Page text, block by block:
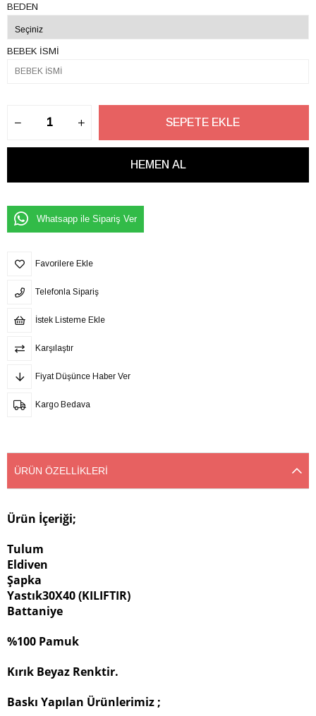
BEDEN
BEBEK İSMİ
Whatsapp ile Sipariş Ver
Favorilere Ekle
Telefonla Sipariş
İstek Listeme Ekle
Karşılaştır
Fiyat Düşünce Haber Ver
Kargo Bedava
ÜRÜN ÖZELLIKLERI
Ürün İçeriği;
Tulum
Eldiven
Şapka
Yastık30X40 (KILIFTIR)
Battaniye
%100 Pamuk
Kırık Beyaz Renktir.
Baskı Yapılan Ürünlerimiz ;